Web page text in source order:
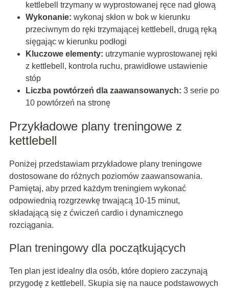
kettlebell trzymany w wyprostowanej ręce nad głową
Wykonanie: wykonaj skłon w bok w kierunku
przeciwnym do ręki trzymającej kettlebell, drugą ręką
sięgając w kierunku podłogi
Kluczowe elementy: utrzymanie wyprostowanej ręki
z kettlebell, kontrola ruchu, prawidłowe ustawienie
stóp
Liczba powtórzeń dla zaawansowanych: 3 serie po
10 powtórzeń na stronę
Przykładowe plany treningowe z
kettlebell
Poniżej przedstawiam przykładowe plany treningowe
dostosowane do różnych poziomów zaawansowania.
Pamiętaj, aby przed każdym treningiem wykonać
odpowiednią rozgrzewkę trwającą 10-15 minut,
składającą się z ćwiczeń cardio i dynamicznego
rozciągania.
Plan treningowy dla początkujących
Ten plan jest idealny dla osób, które dopiero zaczynają
przygodę z kettlebell. Skupia się na nauce podstawowych